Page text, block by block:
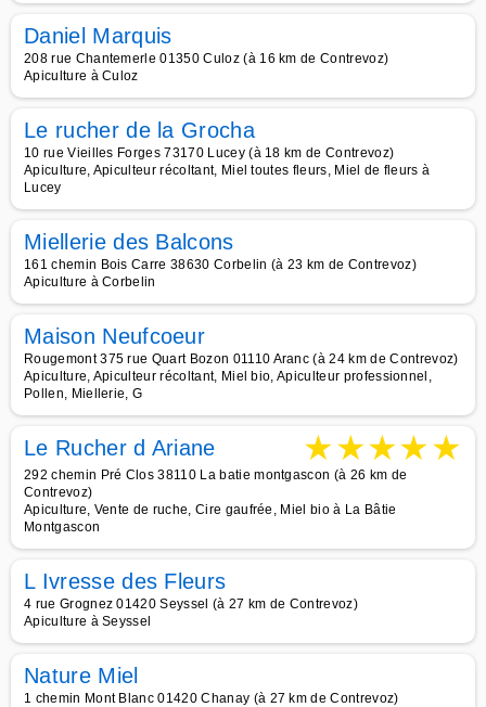
Daniel Marquis
208 rue Chantemerle 01350 Culoz (à 16 km de Contrevoz)
Apiculture à Culoz
Le rucher de la Grocha
10 rue Vieilles Forges 73170 Lucey (à 18 km de Contrevoz)
Apiculture, Apiculteur récoltant, Miel toutes fleurs, Miel de fleurs à
Lucey
Miellerie des Balcons
161 chemin Bois Carre 38630 Corbelin (à 23 km de Contrevoz)
Apiculture à Corbelin
Maison Neufcoeur
Rougemont 375 rue Quart Bozon 01110 Aranc (à 24 km de Contrevoz)
Apiculture, Apiculteur récoltant, Miel bio, Apiculteur professionnel,
Pollen, Miellerie, G
Le Rucher d Ariane ★★★★★
292 chemin Pré Clos 38110 La batie montgascon (à 26 km de
Contrevoz)
Apiculture, Vente de ruche, Cire gaufrée, Miel bio à La Bâtie
Montgascon
L Ivresse des Fleurs
4 rue Grognez 01420 Seyssel (à 27 km de Contrevoz)
Apiculture à Seyssel
Nature Miel
1 chemin Mont Blanc 01420 Chanay (à 27 km de Contrevoz)